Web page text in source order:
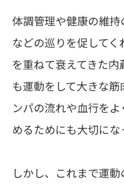
体調管理や健康の維
などの巡りを促して
を重ねて衰えてきた
も運動をして大きな
ンパの流れや血行を
めるためにも大切にな
しかし、これまで運